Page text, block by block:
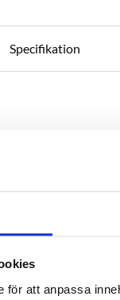
för att anpassa
Specifikation